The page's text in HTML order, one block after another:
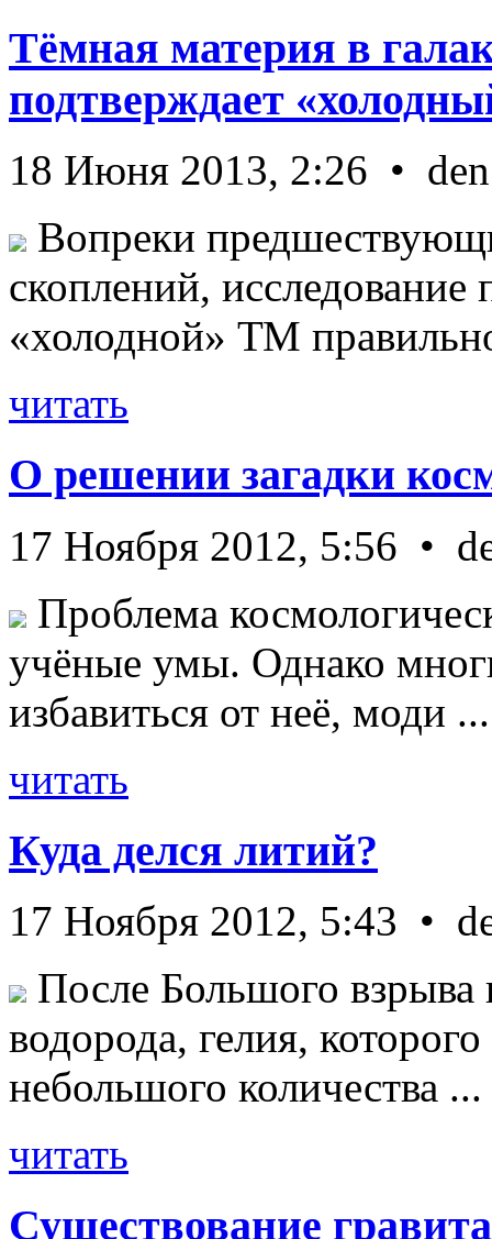
Тёмная материя в
подтверждает
18 Июня 2013, 2:26 • den
Вопреки
скоплений, исследование
«холодной» ТМ
читать
О решении загадки
17 Ноября 2012, 5:56 •
Проблема
учёные умы. Однако
избавиться от неё, моди ...
читать
Куда делся литий?
17 Ноября 2012, 5:43 •
После Большого взрыва
водорода, гелия,
небольшого количества ...
читать
Существование